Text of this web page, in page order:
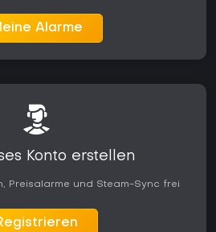
Alarme
Konto erstellen
Preisalarme und Steam-Sync frei